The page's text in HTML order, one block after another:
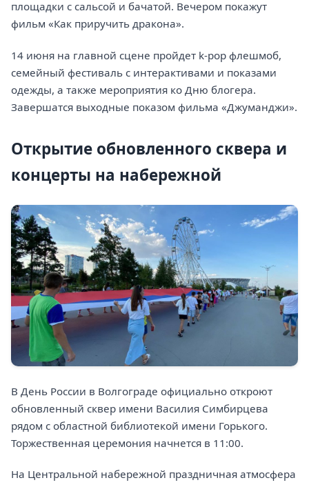
площадки с сальсой и бачатой. Вечером покажут
фильм «Как приручить дракона».
14 июня на главной сцене пройдет k-pop флешмоб,
семейный фестиваль с интерактивами и показами
одежды, а также мероприятия ко Дню блогера.
Завершатся выходные показом фильма «Джуманджи».
Открытие обновленного сквера и
концерты на набережной
В День России в Волгограде официально откроют
обновленный сквер имени Василия Симбирцева
рядом с областной библиотекой имени Горького.
Торжественная церемония начнется в 11:00.
На Центральной набережной праздничная атмосфера